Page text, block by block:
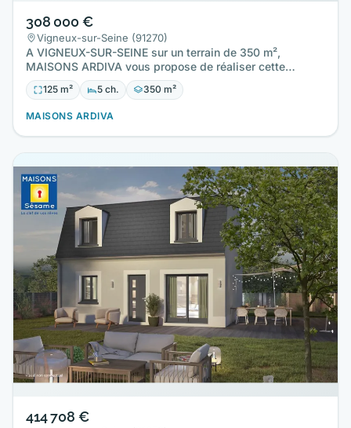
308 000 €
Vigneux-sur-Seine (91270)
A VIGNEUX-SUR-SEINE sur un terrain de 350 m²,
MAISONS ARDIVA vous propose de réaliser cette
maison neuve d'une surface…
125 m² 5 ch. 350 m²
MAISONS ARDIVA
414 708 €